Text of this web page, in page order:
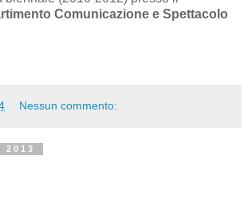
Comunicazione e Spettacolo
Nessun commento: